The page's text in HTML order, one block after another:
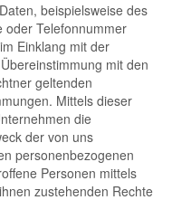
beispielsweise des
oder Telefonnummer
Einklang mit der
mit den
geltenden
Mittels dieser
die
der von uns
personenbezogenen
Personen mittels
zustehenden Rechte